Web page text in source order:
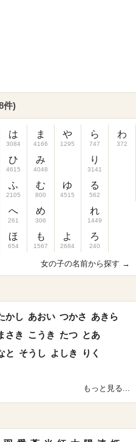
件)
は
3084
ひ
4615
ふ
2105
へ
261
ほ
654
ま
4166
み
4048
む
800
め
306
も
1567
や
1295
ゆ
4515
よ
2684
ら
747
り
3141
る
562
れ
1449
ろ
240
わ
372
女の子の名前から探す →
かし あおい つかさ あきら
さき こうき たつ とあ
と そうし よしき
りく
もっと見る...